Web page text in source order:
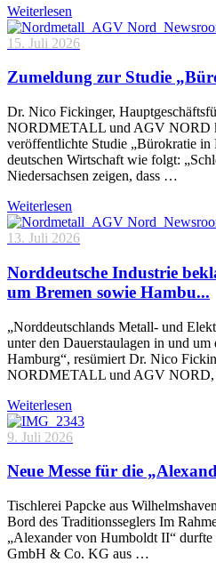
Weiterlesen
15. Juli 2026
Zumeldung zur Studie
Dr. Nico Fickinger,
NORDMETALL und AGV NORD
veröffentlichte Studie „Bürokratie in
deutschen Wirtschaft wie folgt:
Niedersachsen zeigen, dass …
Weiterlesen
13. Juli 2026
Norddeutsche Industrie
um Bremen sowie Hambu...
„Norddeutschlands Metall- und
unter den Dauerstaulagen in und
Hamburg“, resümiert Dr. Nico
NORDMETALL und AGV NORD,
Weiterlesen
9. Juli 2026
Neue Messe für die
Tischlerei Papcke aus
Bord des Traditionsseglers Im
„Alexander von Humboldt II“
GmbH & Co. KG aus …